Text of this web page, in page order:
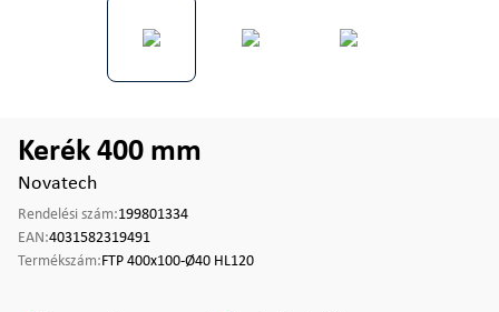
Kerék 400 mm
Novatech
Rendelési szám:199801334
EAN:4031582319491
Termékszám:FTP 400x100-Ø40 HL120